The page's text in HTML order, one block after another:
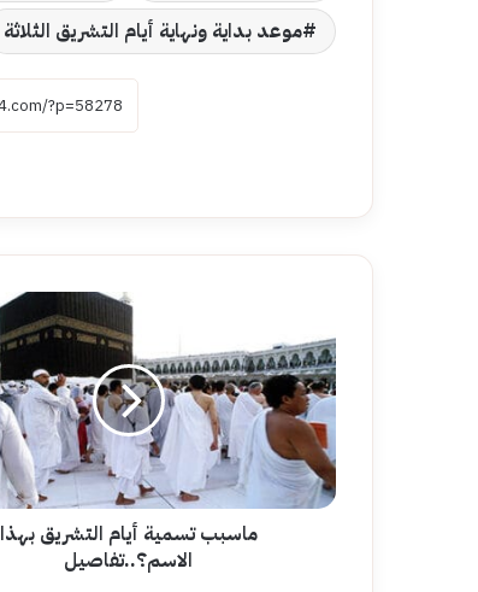
موعد بداية ونهاية أيام التشريق الثلاثة
أيام
التشريق
بهذا
الاسم؟..تفاصيل
ماسبب تسمية أيام التشريق بهذا
الاسم؟..تفاصيل